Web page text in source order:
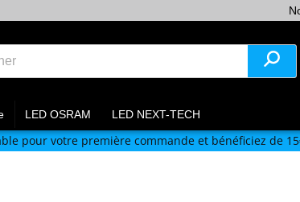
LED OSRAM LED NEXT-TECH
pour votre première commande et bénéficiez de